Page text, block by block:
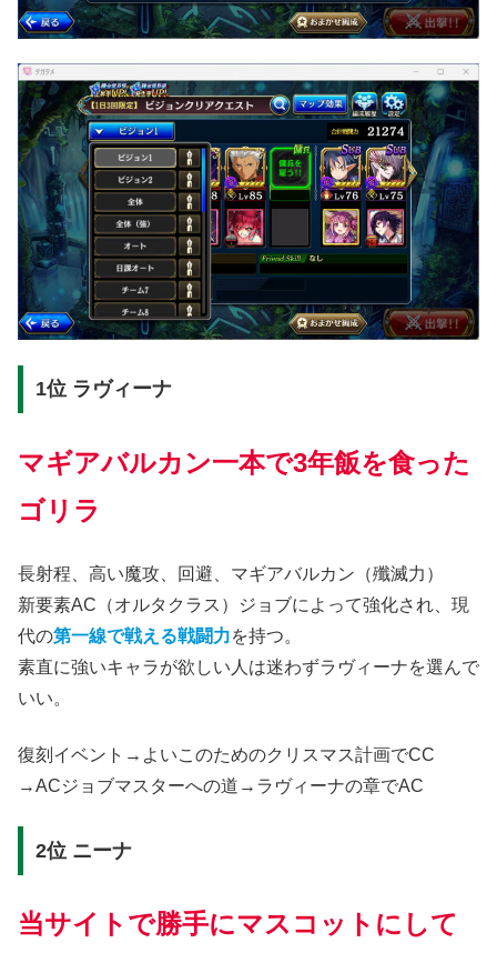
1位 ラヴィーナ
マギアバルカン一本で3年飯を食った
ゴリラ
長射程、高い魔攻、回避、マギアバルカン（殲滅力）
新要素AC（オルタクラス）ジョブによって強化され、現
代の第一線で戦える戦闘力を持つ。
素直に強いキャラが欲しい人は迷わずラヴィーナを選んで
いい。
復刻イベント→よいこのためのクリスマス計画でCC
→ACジョブマスターへの道→ラヴィーナの章でAC
2位 ニーナ
当サイトで勝手にマスコットにして